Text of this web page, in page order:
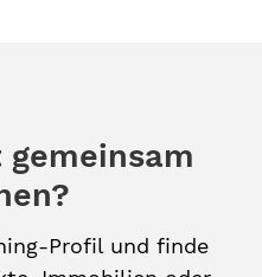
Profil und finde